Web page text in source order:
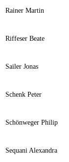
Rainer Martin
Riffeser Beate
Sailer Jonas
Schenk Peter
Schönweger Philip
Sequani Alexandra